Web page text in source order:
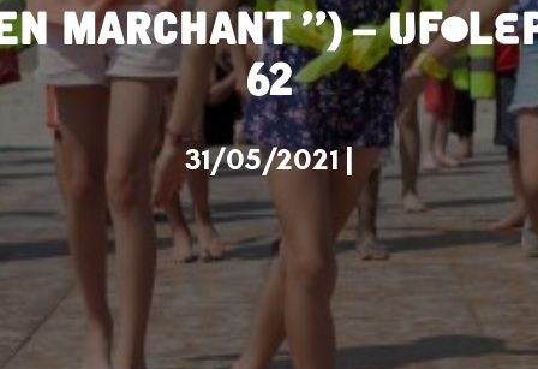
marchant ») –
62
31/05/2021 |